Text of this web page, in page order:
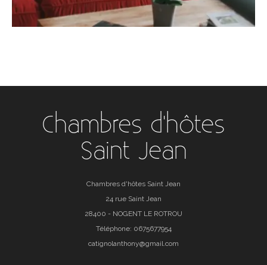
Chambres d'hôtes
Saint Jean
Chambres d'hôtes Saint Jean
24 rue Saint Jean
28400 - NOGENT LE ROTROU
Téléphone: 0675677954
catignolanthony@gmail.com